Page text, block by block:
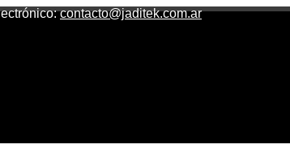
contacto@jaditek.com.ar